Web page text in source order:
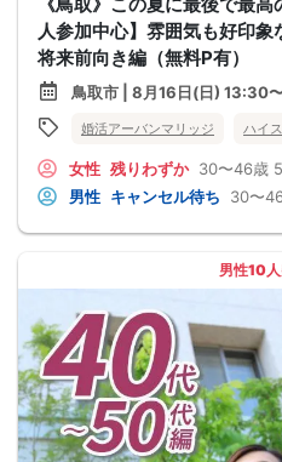
人参加中心】雰囲気も好印
将来前向き編（無料P有）
鳥取市 | 8月16日(日) 13:30
婚活アーバンマリッジ ハイ
女性 残りわずか 30〜46歳
男性 キャンセル待ち 30〜
男性10人